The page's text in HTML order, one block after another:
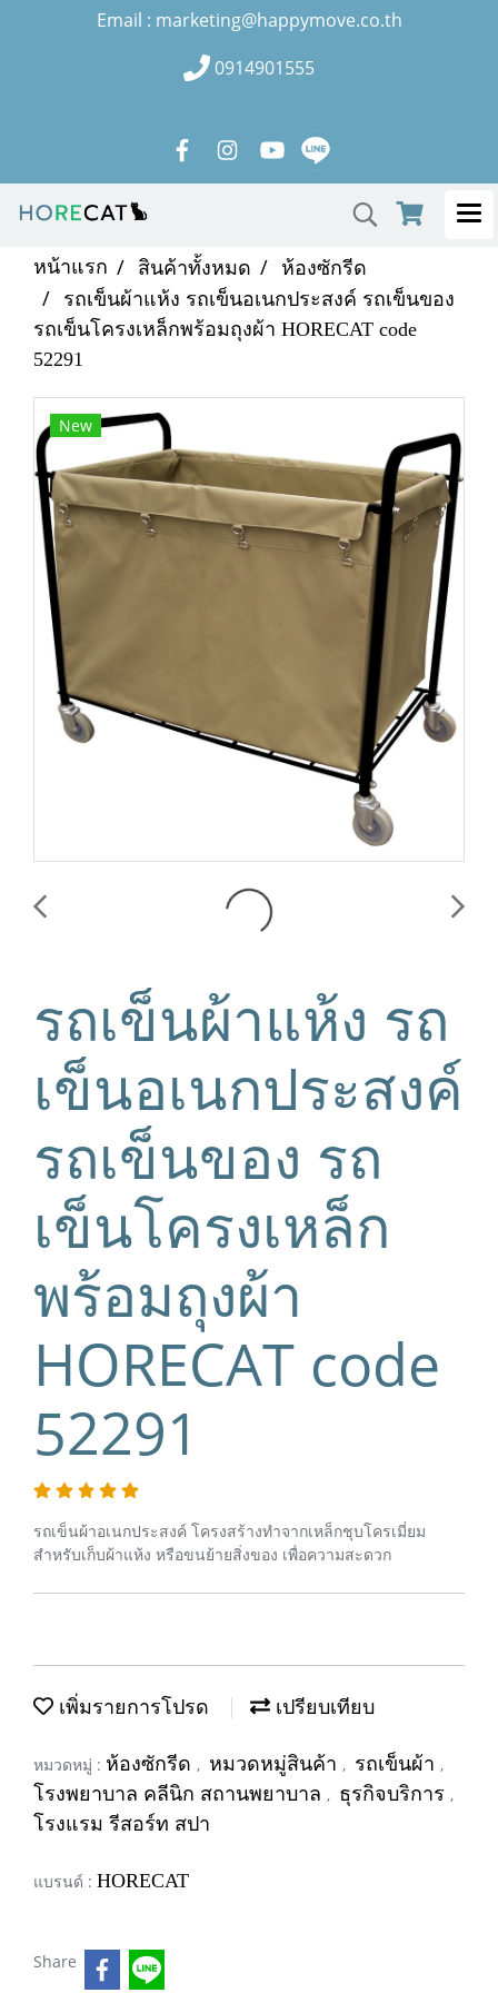
Email : marketing@happymove.co.th
0914901555
หน้าแรก สินค้าทั้งหมด
ห้องซักรีด
รถเข็นผ้าแห้ง รถเข็นอเนกประสงค์ รถเข็นของ
รถเข็นโครงเหล็กพร้อมถุงผ้า HORECAT code
52291
New
รถเข็นผ้าแห้ง รถ
เข็นอเนกประสงค์
รถเข็นของ รถ
เข็นโครงเหล็ก
พร้อมถุงผ้า
HORECAT code
52291
รถเข็นผ้าอเนกประสงค์ โครงสร้างทำจากเหล็กชุบโครเมี่ยม
สำหรับเก็บผ้าแห้ง หรือขนย้ายสิ่งของ เพื่อความสะดวก
เพิ่มรายการโปรด เปรียบเทียบ
หมวดหมู่ : ห้องซักรีด , หมวดหมู่สินค้า , รถเข็นผ้า ,
โรงพยาบาล คลีนิก สถานพยาบาล , ธุรกิจบริการ ,
โรงแรม รีสอร์ท สปา
แบรนด์ : HORECAT
Share